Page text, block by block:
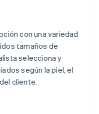
con una variedad
tamaños de
selecciona y
según la piel, el
cliente.